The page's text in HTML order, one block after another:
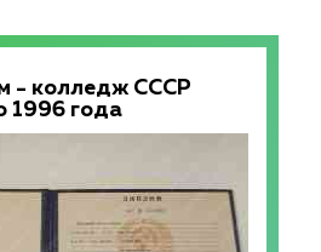
- колледж СССР
1996 года